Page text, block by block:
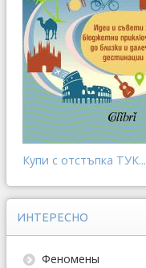
Купи с отстъпка ТУК...
ИНТЕРЕСНО
Феномены